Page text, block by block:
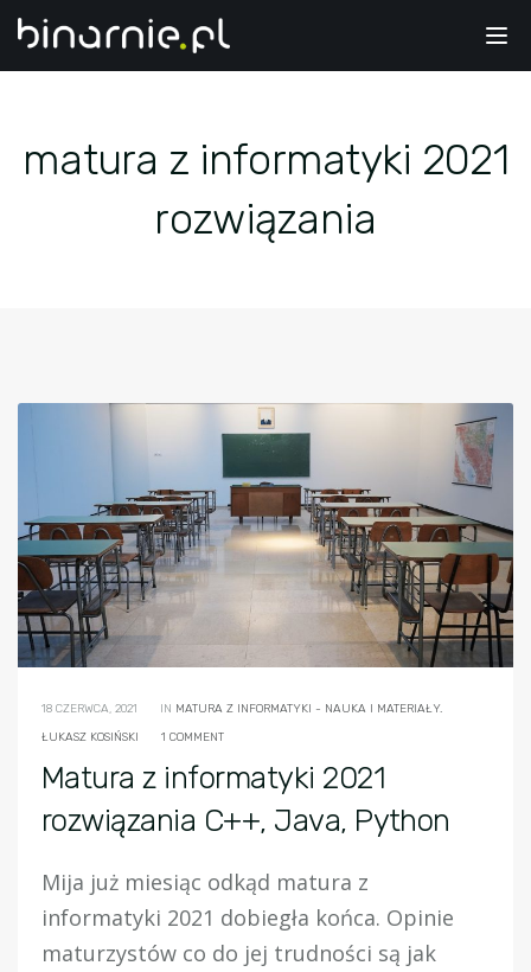
matura z informatyki 2021
rozwiązania
18 CZERWCA, 2021 IN MATURA Z INFORMATYKI - NAUKA I MATERIAŁY.
ŁUKASZ KOSIŃSKI
1 COMMENT
Matura z informatyki 2021
rozwiązania C++, Java, Python
Mija już miesiąc odkąd matura z
informatyki 2021 dobiegła końca. Opinie
maturzystów co do jej trudności są jak